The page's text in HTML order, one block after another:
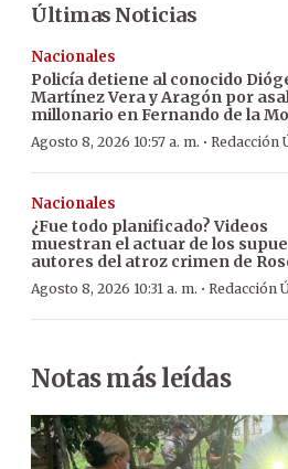
Últimas Noticias
Nacionales
Policía detiene al conocido
Martínez Vera y Aragón por
millonario en Fernando de la
Agosto 8, 2026 10:57 a. m. · Redacción
Nacionales
¿Fue todo planificado? Videos
muestran el actuar de los
autores del atroz crimen de
Agosto 8, 2026 10:31 a. m. · Redacción
Notas más leídas